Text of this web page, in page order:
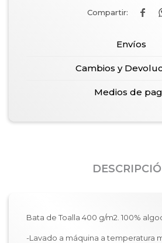

Envíos
Cambios y
Medios de
Bata de Toalla 400 g/m2. 100%
-Lavado a máquina a temperatura